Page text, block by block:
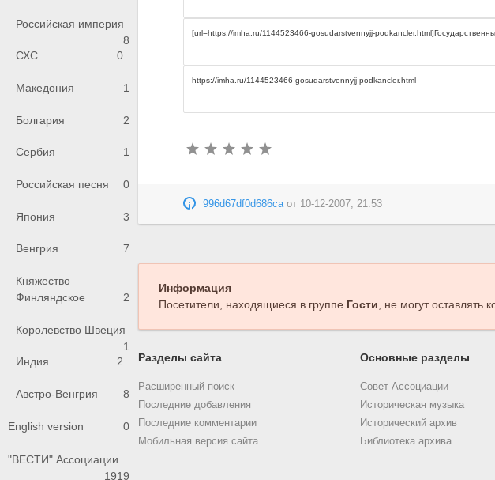
Российская империя
8
СХС
0
Македония 1
Болгария 2
Сербия 1
Российская песня 0
Япония 3
Венгрия 7
Княжество
Финляндское
2
Королевство Швеция
1
Индия
2
Австро-Венгрия 8
English version 0
"ВЕСТИ" Ассоциации
1919
996d67df0d686caот 10-12-2007, 21:53
Информация
Посетители, находящиеся в группе Гости, не могут оставлять
Разделы сайта
Расширенный поиск
Последние добавления
Последние комментарии
Мобильная версия сайта
Основные разделы
Совет Ассоциации
Историческая музыка
Исторический архив
Библиотека архива